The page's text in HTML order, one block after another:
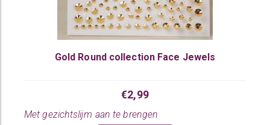
Gold Round collection Face Jewels
€2,99
Met gezichtslijm aan te brengen